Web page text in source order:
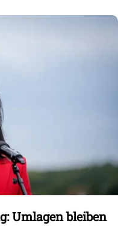
Umlagen bleiben